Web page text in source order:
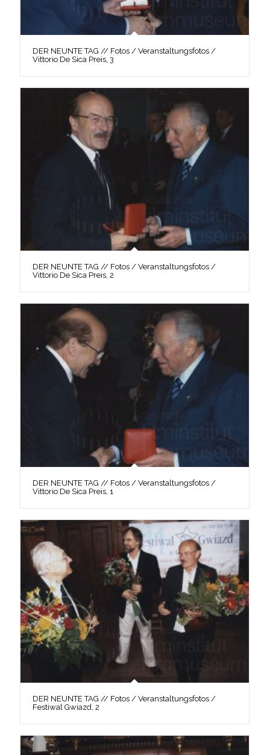
DER NEUNTE TAG // Fotos / Veranstaltungsfotos /
Vittorio De Sica Preis, 3
DER NEUNTE TAG // Fotos / Veranstaltungsfotos /
Vittorio De Sica Preis, 2
DER NEUNTE TAG // Fotos / Veranstaltungsfotos /
Vittorio De Sica Preis, 1
DER NEUNTE TAG // Fotos / Veranstaltungsfotos /
Festiwal Gwiazd, 2